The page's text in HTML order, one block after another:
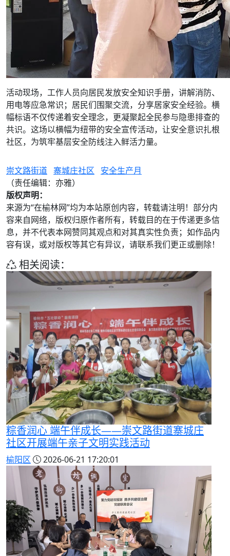
活动现场，工作人员向居民发放安全知识手册，讲解消防、
用电等应急常识；居民们围聚交流，分享居家安全经验。横
幅标语不仅传递着安全理念，更凝聚起全民参与隐患排查的
共识。这场以横幅为纽带的安全宣传活动，让安全意识扎根
社区，为筑牢基层安全防线注入鲜活力量。
崇文路街道 寨城庄社区
安全生产月
（责任编辑：亦雅）
版权声明：
来源为“在榆林网”均为本站原创内容，转载请注明！部分内
容来自网络，版权归原作者所有，转载目的在于传递更多信
息，并不代表本网赞同其观点和对其真实性负责；如作品内
容有误，或对版权等其它有异议，请联系我们更正或删除！
相关阅读：
粽香润心 端午伴成长——崇文路街道寨城庄
社区开展端午亲子文明实践活动
榆阳区 2026-06-21 17:20:01